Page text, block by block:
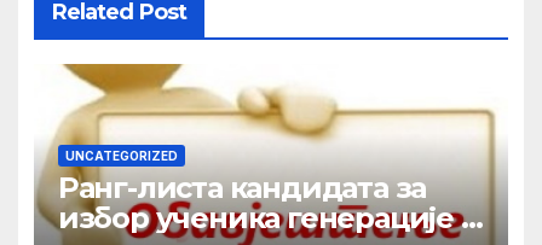
Related Post
UNCATEGORIZED
Ранг-листа кандидата за
избор ученика генерације у